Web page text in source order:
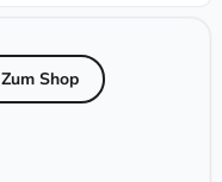
Zum Shop